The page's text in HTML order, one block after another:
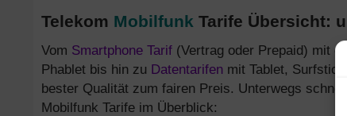
Telekom Mobilfunk Tarife Übersicht:
Vom Smartphone Tarif (Vertrag oder Prepaid) mit
Phablet bis hin zu Datentarifen mit Tablet,
bester Qualität zum fairen Preis. Unterwegs
Mobilfunk Tarife im Überblick: